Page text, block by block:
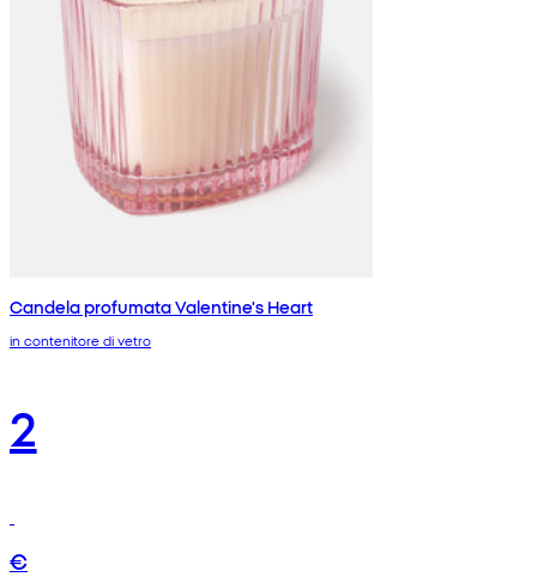
Candela profumata Valentine's Heart
in contenitore di vetro
2
€